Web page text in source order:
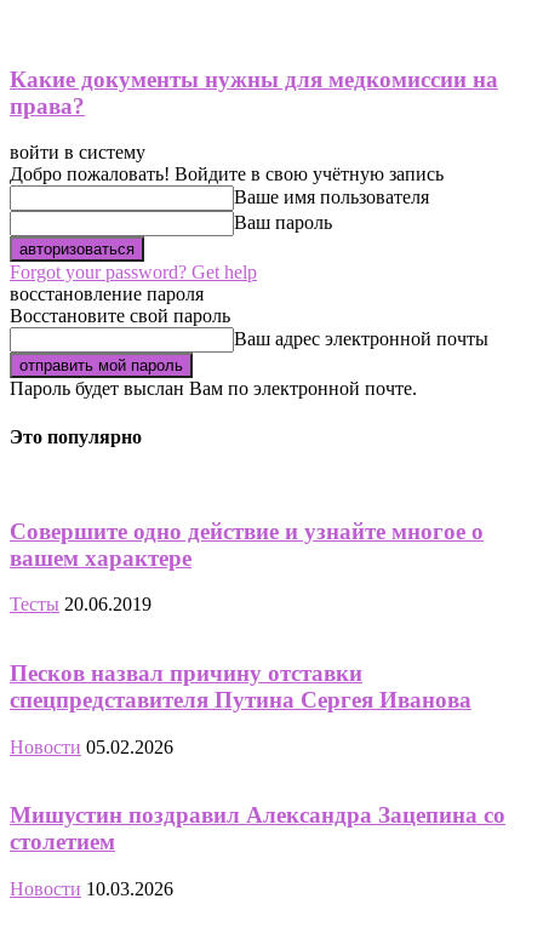
Какие документы нужны для медкомиссии на
права?
войти в систему
Добро пожаловать! Войдите в свою учётную запись
Ваше имя пользователя
Ваш пароль
Forgot your password? Get help
восстановление пароля
Восстановите свой пароль
Ваш адрес электронной почты
Пароль будет выслан Вам по электронной почте.
Это популярно
Совершите одно действие и узнайте многое о
вашем характере
Тесты 20.06.2019
Песков назвал причину отставки
спецпредставителя Путина Сергея Иванова
Новости 05.02.2026
Мишустин поздравил Александра Зацепина со
столетием
Новости 10.03.2026